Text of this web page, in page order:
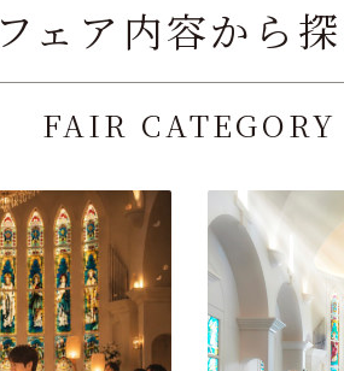
フェア内容から
FAIR CATEGORY